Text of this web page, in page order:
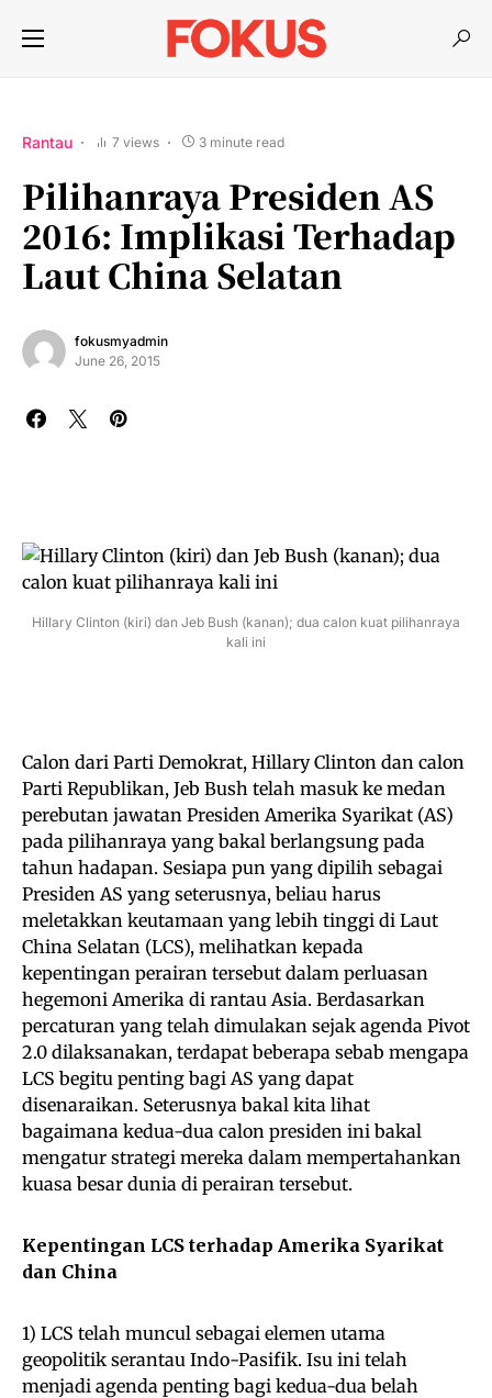
Rantau 7 views 3 minute read
Pilihanraya Presiden AS
2016: Implikasi Terhadap
Laut China Selatan
fokusmyadmin
June 26, 2015
Hillary Clinton (kiri) dan Jeb Bush (kanan); dua calon kuat pilihanraya
kali ini
Calon dari Parti Demokrat, Hillary Clinton dan calon
Parti Republikan, Jeb Bush telah masuk ke medan
perebutan jawatan Presiden Amerika Syarikat (AS)
pada pilihanraya yang bakal berlangsung pada
tahun hadapan. Sesiapa pun yang dipilih sebagai
Presiden AS yang seterusnya, beliau harus
meletakkan keutamaan yang lebih tinggi di Laut
China Selatan (LCS), melihatkan kepada
kepentingan perairan tersebut dalam perluasan
hegemoni Amerika di rantau Asia. Berdasarkan
percaturan yang telah dimulakan sejak agenda Pivot
2.0 dilaksanakan, terdapat beberapa sebab mengapa
LCS begitu penting bagi AS yang dapat
disenaraikan. Seterusnya bakal kita lihat
bagaimana kedua-dua calon presiden ini bakal
mengatur strategi mereka dalam mempertahankan
kuasa besar dunia di perairan tersebut.
Kepentingan LCS terhadap Amerika Syarikat
dan China
1) LCS telah muncul sebagai elemen utama
geopolitik serantau Indo-Pasifik. Isu ini telah
menjadi agenda penting bagi kedua-dua belah